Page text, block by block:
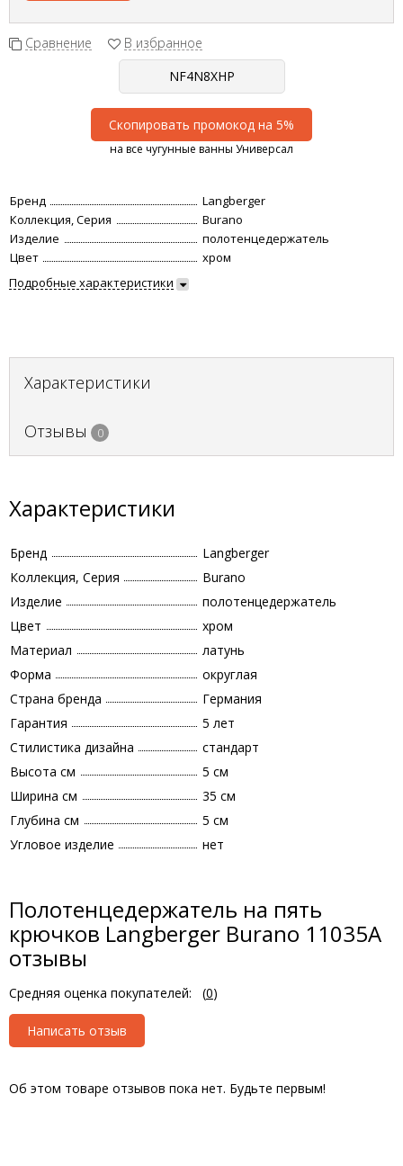
Сравнение В избранное
Скопировать промокод на 5%
на все чугунные ванны Универсал
Бренд
Langberger
Коллекция, Серия
Burano
Изделие
полотенцедержатель
Цвет
хром
Подробные характеристики
Характеристики
Отзывы 0
Характеристики
Бренд
Langberger
Коллекция, Серия
Burano
Изделие
полотенцедержатель
Цвет
хром
Материал
латунь
Форма
округлая
Страна бренда
Германия
Гарантия
5 лет
Стилистика дизайна
стандарт
Высота см
5 см
Ширина см
35 см
Глубина см
5 см
Угловое изделие
нет
Полотенцедержатель на пять
крючков Langberger Burano 11035A
отзывы
Средняя оценка покупателей: (0)
Написать отзыв
Об этом товаре отзывов пока нет. Будьте первым!